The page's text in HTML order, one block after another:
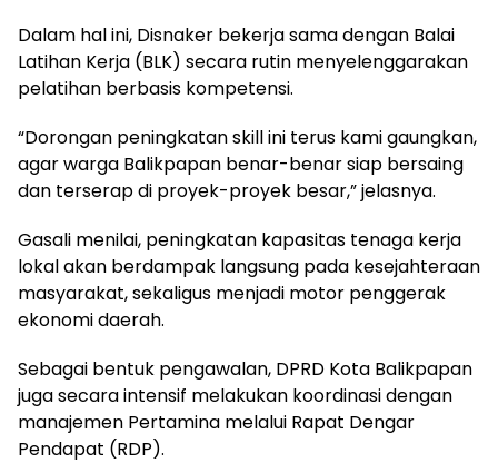
Dalam hal ini, Disnaker bekerja sama dengan Balai
Latihan Kerja (BLK) secara rutin menyelenggarakan
pelatihan berbasis kompetensi.
“Dorongan peningkatan skill ini terus kami gaungkan,
agar warga Balikpapan benar-benar siap bersaing
dan terserap di proyek-proyek besar,” jelasnya.
Gasali menilai, peningkatan kapasitas tenaga kerja
lokal akan berdampak langsung pada kesejahteraan
masyarakat, sekaligus menjadi motor penggerak
ekonomi daerah.
Sebagai bentuk pengawalan, DPRD Kota Balikpapan
juga secara intensif melakukan koordinasi dengan
manajemen Pertamina melalui Rapat Dengar
Pendapat (RDP).